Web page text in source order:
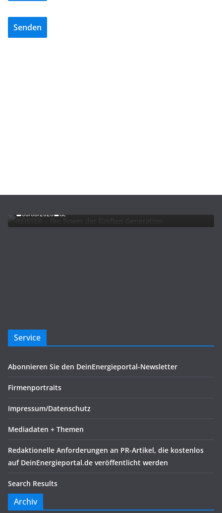
Senden
REISSER – Die Power der fünften Generation
06/08/2026 dc
Service
Abonnieren Sie den DeinEnergieportal-Newsletter
Firmenportraits
Impressum/Datenschutz
Mediadaten + Themen
Redaktionelle Anforderungen an PR-Artikel, die kostenlos
auf DeinEnergieportal.de veröffentlicht werden
Search Results
Archiv